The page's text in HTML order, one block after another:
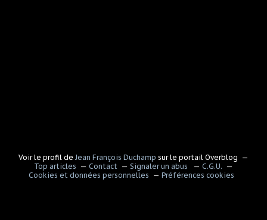
Voir le profil de Jean François Duchamp sur le portail Overblog
Top articles
Contact Signaler un abus
C.G.U.
Cookies et données personnelles
Préférences cookies